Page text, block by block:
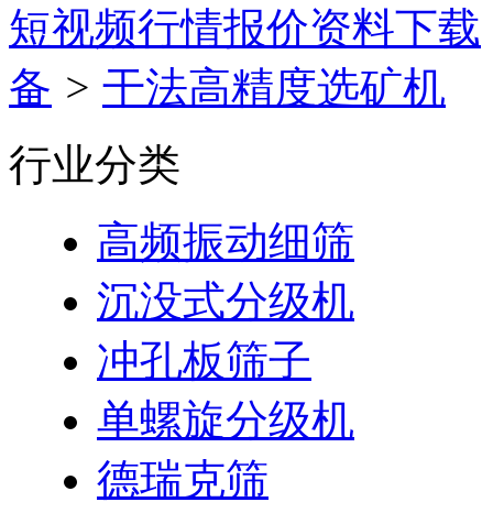
短视频行情报价资料下载
备 > 干法高精度选矿机
行业分类
高频振动细筛
沉没式分级机
冲孔板筛子
单螺旋分级机
德瑞克筛